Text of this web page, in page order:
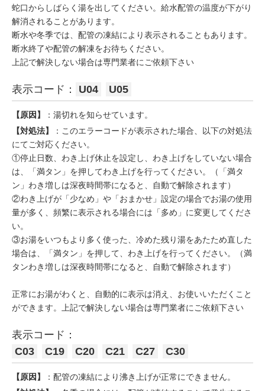
蛇口からしばらく湯を出してください。給水配管の温度が下がり
解消されることがあります。
断水や冬季では、配管の凍結により表示されることもあります。
断水終了や配管の解凍をお待ちください。
上記で解決しない場合は専門業者にご依頼下さい
表示コード： U04 U05
【原因】
：湯切れを知らせています。
【対処法】
：このエラーコードが表示された場合、以下の対処法
にてご対応ください。
①停止日数、わき上げ休止を設定し、わき上げをしていない場合
は、「満タン」を押してわき上げを行ってください。（「満タ
ン」わき増しは深夜時間帯になると、自動で解除されます）
②わき上げが「少なめ」や「おまかせ」設定の場合でお湯の使用
量が多く、頻繁に表示される場合には「多め」に変更してくださ
い。
③お湯をいつもより多く使った、冷めた残り湯をあたため直した
場合は、「満タン」を押して、わき上げを行ってください。（満
タンわき増しは深夜時間帯になると、自動で解除されます）
正常にお湯がわくと、自動的に表示は消え、お使いいただくこと
ができます。上記で解決しない場合は専門業者にご依頼下さい
表示コード：
C03
C19 C20 C21 C27 C30
【原因】
：配管の凍結により沸き上げが正常にできません。